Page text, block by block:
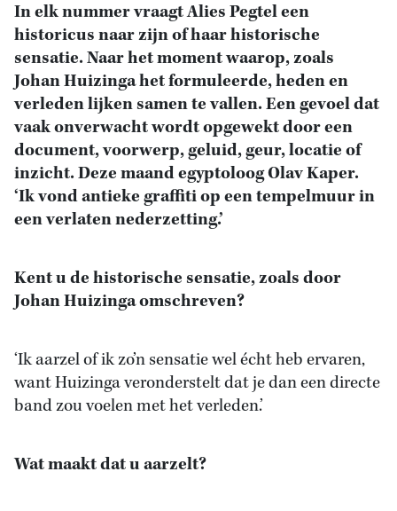
In elk nummer vraagt Alies Pegtel een
historicus naar zijn of haar historische
sensatie. Naar het moment waarop, zoals
Johan Huizinga het formuleerde, heden en
verleden lijken samen te vallen. Een gevoel dat
vaak onverwacht wordt opgewekt door een
document, voorwerp, geluid, geur, locatie of
inzicht. Deze maand egyptoloog Olav Kaper.
‘Ik vond antieke graffiti op een tempelmuur in
een verlaten nederzetting.’
Kent u de historische sensatie, zoals door
Johan Huizinga omschreven?
‘Ik aarzel of ik zo’n sensatie wel écht heb ervaren,
want Huizinga veronderstelt dat je dan een directe
band zou voelen met het verleden.’
Wat maakt dat u aarzelt?